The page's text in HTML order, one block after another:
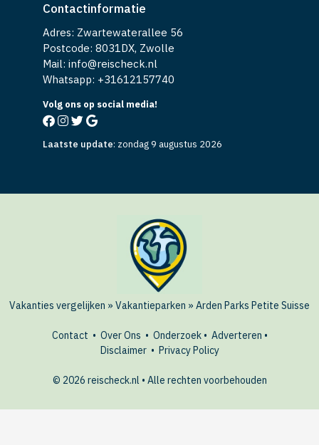
Contactinformatie
Adres: Zwartewaterallee 56
Postcode: 8031DX, Zwolle
Mail: info@reischeck.nl
Whatsapp: +31612157740
Volg ons op social media!
Laatste update: zondag 9 augustus 2026
Vakanties vergelijken » Vakantieparken » Arden Parks Petite Suisse
Contact • Over Ons • Onderzoek• Adverteren •
Disclaimer• Privacy Policy
© 2026 reischeck.nl • Alle rechten voorbehouden